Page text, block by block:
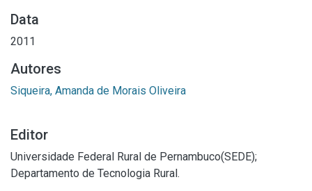
Data
2011
Autores
Siqueira, Amanda de Morais Oliveira
Editor
Universidade Federal Rural de Pernambuco(SEDE);
Departamento de Tecnologia Rural.